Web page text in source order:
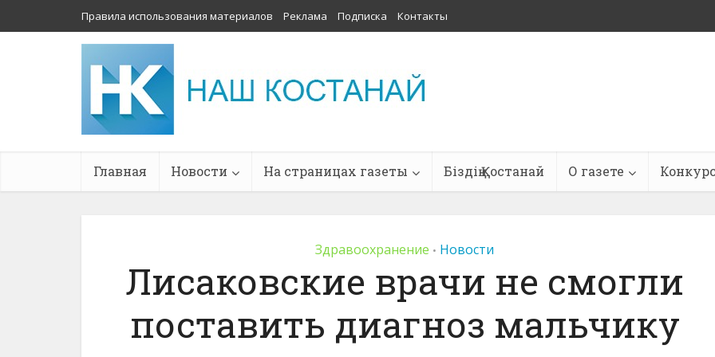
Правила использования материалов Реклама Подписка Контакты
Главная Новости На страницах газеты Біздің Қостанай О газете
Здравоохранение • Новости
Лисаковские врачи не смогли
поставить диагноз мальчику